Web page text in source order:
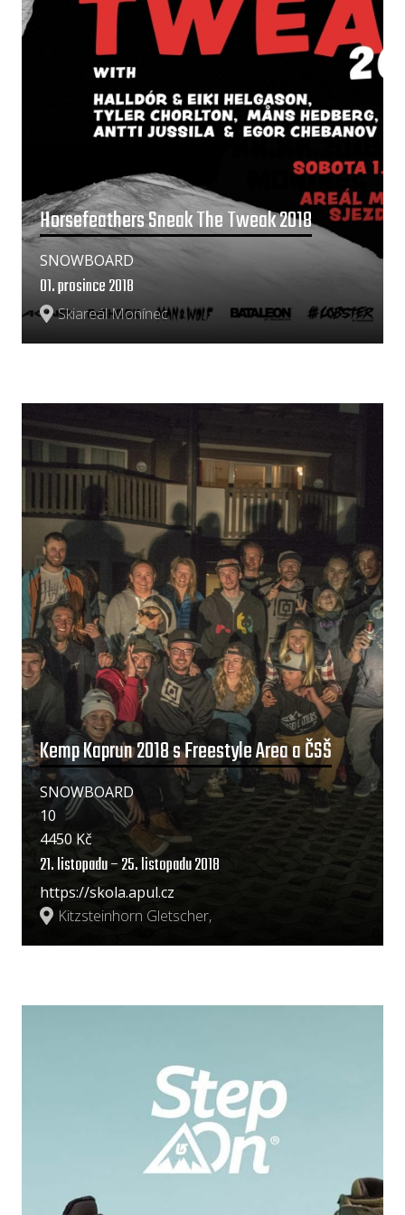
Horsefeathers Sneak The Tweak 2018
Skiareál Monínec
01. prosince 2018
SNOWBOARD
Kemp Kaprun 2018 s Freestyle Area a ČSŠ
Kitzsteinhorn Gletscher,
https://skola.apul.cz
21. listopadu – 25. listopadu 2018
4450 Kč
10
SNOWBOARD